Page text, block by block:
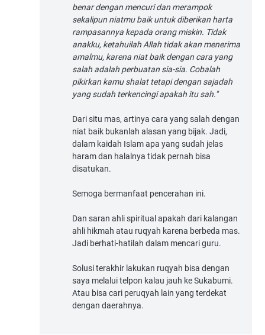
benar dengan mencuri dan merampok
sekalipun niatmu baik untuk diberikan harta
rampasannya kepada orang miskin. Tidak
anakku, ketahuilah Allah tidak akan menerima
amalmu, karena niat baik dengan cara yang
salah adalah perbuatan sia-sia. Cobalah
pikirkan kamu shalat tetapi dengan sajadah
yang sudah terkencingi apakah itu sah."
Dari situ mas, artinya cara yang salah dengan
niat baik bukanlah alasan yang bijak. Jadi,
dalam kaidah Islam apa yang sudah jelas
haram dan halalnya tidak pernah bisa
disatukan.
Semoga bermanfaat pencerahan ini.
Dan saran ahli spiritual apakah dari kalangan
ahli hikmah atau ruqyah karena berbeda mas.
Jadi berhati-hatilah dalam mencari guru.
Solusi terakhir lakukan ruqyah bisa dengan
saya melalui telpon kalau jauh ke Sukabumi.
Atau bisa cari peruqyah lain yang terdekat
dengan daerahnya.